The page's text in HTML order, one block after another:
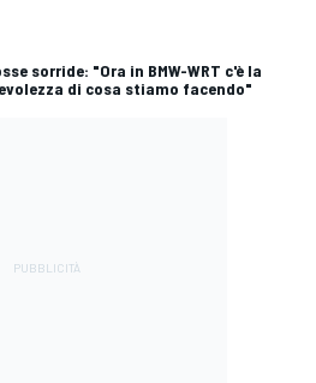
sorride: "Ora in BMW-WRT c'è la
di cosa stiamo facendo"